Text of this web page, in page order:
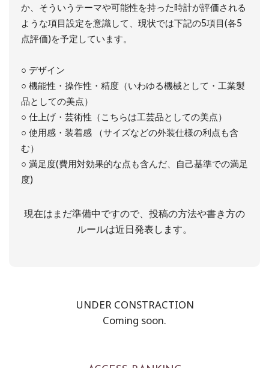
か、そういうテーマや可能性を持った時計が評価される
ような項目設定を意識して、現状では下記の5項目(各5
点評価)を予定しています。
○ デザイン
○ 機能性・操作性・精度（いわゆる機械として・工業製
品としての美点）
○ 仕上げ・芸術性（こちらは工芸品としての美点）
○ 使用感・装着感 （サイズなどの外装仕様の利点も含
む）
○ 満足度(費用対効果的な点も含んだ、自己基準での満足
度)
現在はまだ準備中ですので、投稿の方法や書き方の
ルールは近日発表します。
UNDER CONSTRACTION
Coming soon.